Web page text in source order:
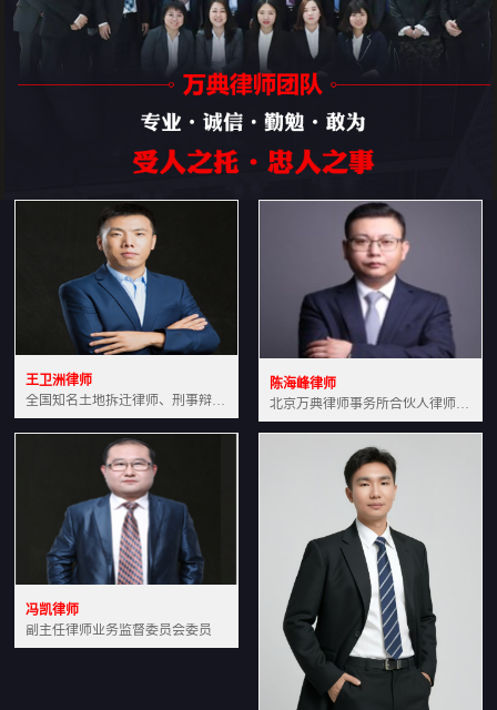
王卫洲律师
全国知名土地拆迁律师、刑事辩护律师北京万典律师事务所主任中国法学会会员北京市行政法研究会理事
陈海峰律师
北京万典律师事务所合伙人律师土地房产专业资深律师
冯凯律师
副主任律师业务监督委员会委员